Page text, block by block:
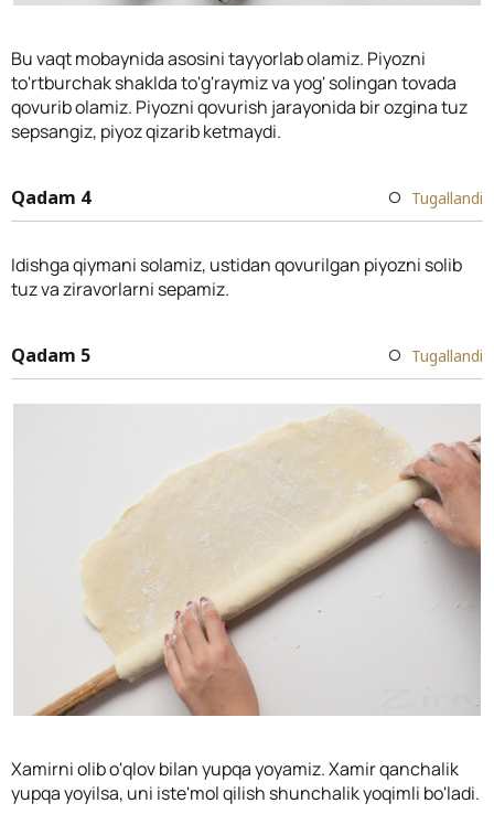
Bu vaqt mobaynida asosini tayyorlab olamiz. Piyozni
to'rtburchak shaklda to'g'raymiz va yog' solingan tovada
qovurib olamiz. Piyozni qovurish jarayonida bir ozgina tuz
sepsangiz, piyoz qizarib ketmaydi.
Qadam 4 Tugallandi
Idishga qiymani solamiz, ustidan qovurilgan piyozni solib
tuz va ziravorlarni sepamiz.
Qadam 5 Tugallandi
Xamirni olib o'qlov bilan yupqa yoyamiz. Xamir qanchalik
yupqa yoyilsa, uni iste'mol qilish shunchalik yoqimli bo'ladi.